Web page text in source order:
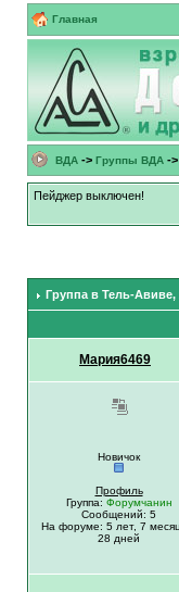
Главная
ВДА-> Группы ВДА->
Пейджер выключен!
Группа в Тель-Авиве,
Мария6469
Новичок
Профиль
Группа: Форумчанин
Сообщений: 5
На форуме: 5 лет, 7
28 дней